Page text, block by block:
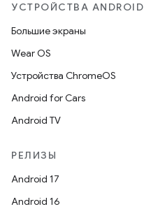
УСТРОЙСТВА ANDROID
Большие экраны
Wear OS
Устройства ChromeOS
Android for Cars
Android TV
РЕЛИЗЫ
Android 17
Android 16